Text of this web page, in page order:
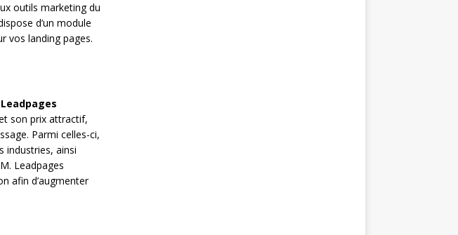
outils marketing du
d’un module
vos landing pages.
Leadpages
son prix attractif,
Parmi celles-ci,
industries, ainsi
Leadpages
afin d’augmenter